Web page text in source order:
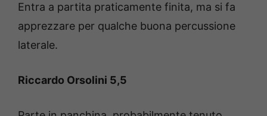
Entra a partita praticamente finita, ma si fa
apprezzare per qualche buona percussione
laterale.
Riccardo Orsolini 5,5